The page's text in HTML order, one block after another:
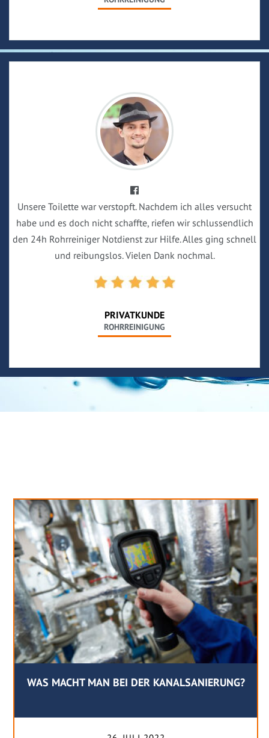
Unsere Toilette war verstopft. Nachdem ich alles versucht
habe und es doch nicht schaffte, riefen wir schlussendlich
den 24h Rohrreiniger Notdienst zur Hilfe. Alles ging schnell
und reibungslos. Vielen Dank nochmal.
PRIVATKUNDE
ROHRREINIGUNG
WAS MACHT MAN BEI DER KANALSANIERUNG?